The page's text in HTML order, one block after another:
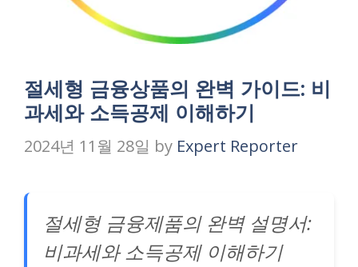
절세형 금융상품의 완벽 가이드: 비
과세와 소득공제 이해하기
2024년 11월 28일 by Expert Reporter
절세형 금융제품의 완벽 설명서:
비과세와 소득공제 이해하기